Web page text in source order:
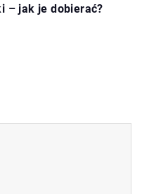
– jak je dobierać?